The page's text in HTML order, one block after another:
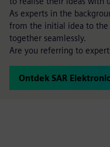
As experts in the
from the initial idea to the
together seamlessly.
Are you referring to
Ontdek SAR Elektronic